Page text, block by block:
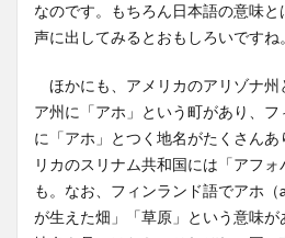
なのです。もちろん日本語の意味と
声に出してみるとおもしろいですね。
ほかにも、アメリカのアリゾナ州
ア州に「アホ」という町があり、
に「アホ」とつく地名がたくさん
リカのスリナム共和国には「アフ
も。なお、フィンランド語でアホ
が生えた畑」「草原」という意味